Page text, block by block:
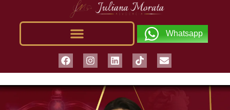
Whatsapp